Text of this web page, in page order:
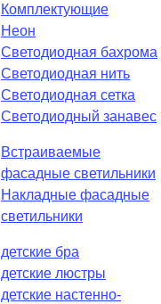
Комплектующие
Неон
Светодиодная бахрома
Светодиодная нить
Светодиодная сетка
Светодиодный занавес
Встраиваемые
фасадные светильники
Накладные фасадные
светильники
детские бра
детские люстры
детские настенно-